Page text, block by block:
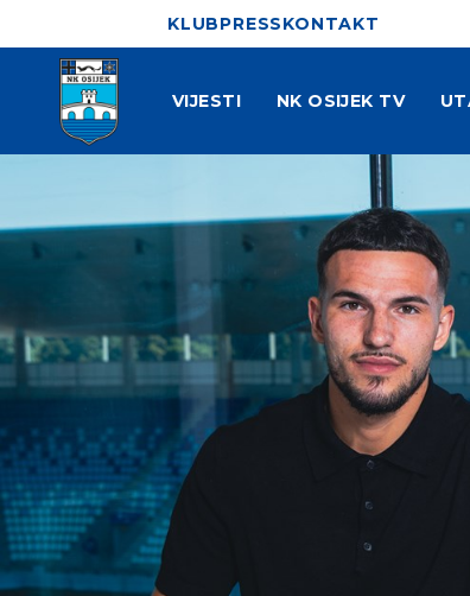
KLUBPRESSKONTAKT
VIJESTI NK OSIJEK TV